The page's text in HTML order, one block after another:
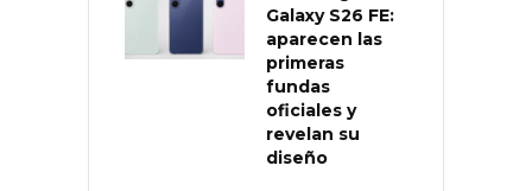
Galaxy S26 FE:
aparecen las
primeras
fundas
oficiales y
revelan su
diseño